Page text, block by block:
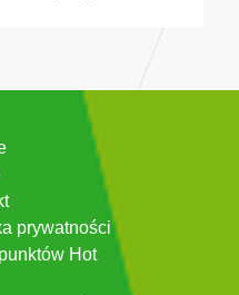
prywatności
Hot